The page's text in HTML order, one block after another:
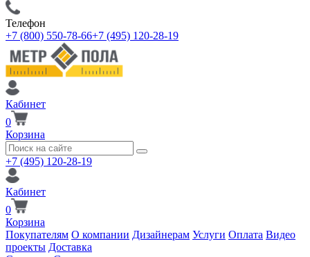
Телефон
+7 (800) 550-78-66+7 (495) 120-28-19
Кабинет
0
Корзина
+7 (495) 120-28-19
Кабинет
0
Корзина
Покупателям О компании Дизайнерам Услуги Оплата Видео
проекты Доставка